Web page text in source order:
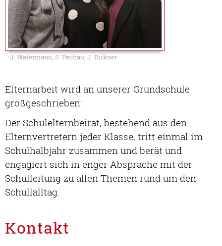
J. Watermann, S. Pechau, J. Birkner
Elternarbeit wird an unserer Grundschule
großgeschrieben:
Der Schulelternbeirat, bestehend aus den
Elternvertretern jeder Klasse, tritt einmal im
Schulhalbjahr zusammen und berät und
engagiert sich in enger Absprache mit der
Schulleitung zu allen Themen rund um den
Schullalltag.
Kontakt